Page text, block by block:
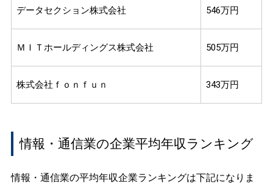
データセクション株式会社 546万円
ＭＩＴホールディングス株式会社 505万円
株式会社ｆｏｎｆｕｎ 343万円
情報・通信業の企業平均年収ランキング
情報・通信業の平均年収企業ランキングは下記になりま